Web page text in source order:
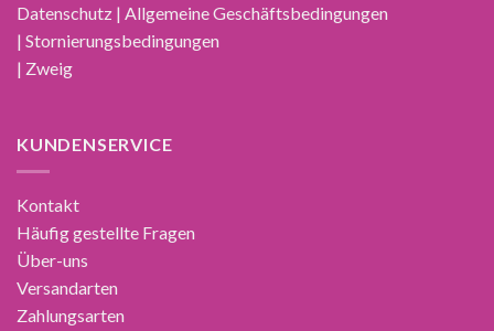
Datenschutz | Allgemeine Geschäftsbedingungen
| Stornierungsbedingungen
| Zweig
KUNDENSERVICE
Kontakt
Häufig gestellte Fragen
Über-uns
Versandarten
Zahlungsarten